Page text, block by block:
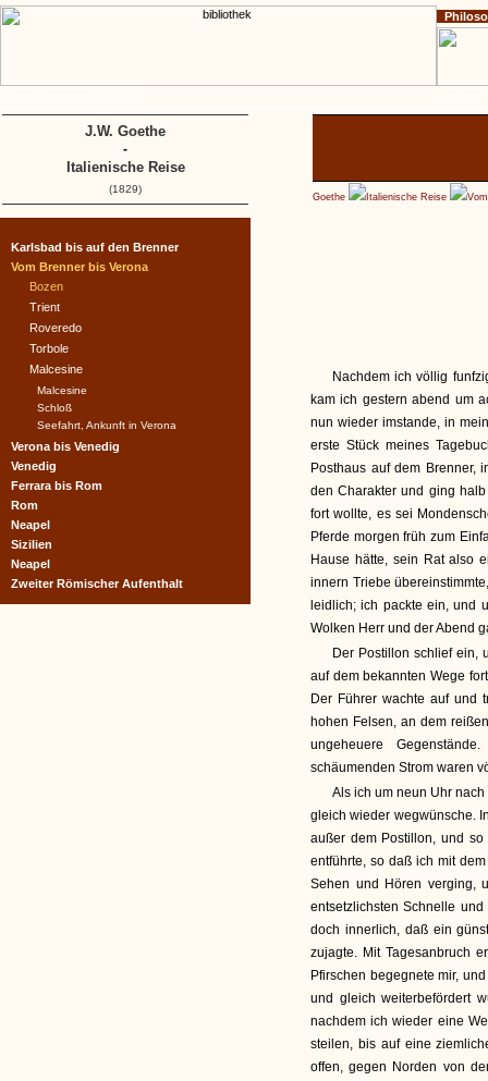
Goethe Italienische Reise
Nachdem ich völlig
kam ich gestern abend um
nun wieder imstande, in
erste Stück meines
Posthaus auf dem Brenner,
den Charakter und ging
fort wollte, es sei
Pferde morgen früh zum
Hause hätte, sein Rat also
innern Triebe
leidlich; ich packte ein, und
Wolken Herr und der Abend
Der Postillon schlief ein,
auf dem bekannten Wege
Der Führer wachte auf und
hohen Felsen, an dem
ungeheuere
schäumenden Strom waren
Als ich um neun Uhr
gleich wieder wegwünsche.
außer dem Postillon, und
entführte, so daß ich mit
Sehen und Hören verging,
entsetzlichsten Schnelle
doch innerlich, daß ein
zujagte. Mit Tagesanbruch
Pfirschen begegnete mir,
und gleich weiterbefördert
nachdem ich wieder eine
steilen, bis auf eine
offen, gegen Norden von
Karlsbad bis auf den Brenner
Vom Brenner bis Verona
Bozen
Trient
Roveredo
Torbole
Malcesine
Malcesine
Schloß
Seefahrt, Ankunft in Verona
Verona bis Venedig
Venedig
Ferrara bis Rom
Rom
Neapel
Sizilien
Neapel
Zweiter Römischer Aufenthalt
J.W. Goethe
-
Italienische Reise
(1829)